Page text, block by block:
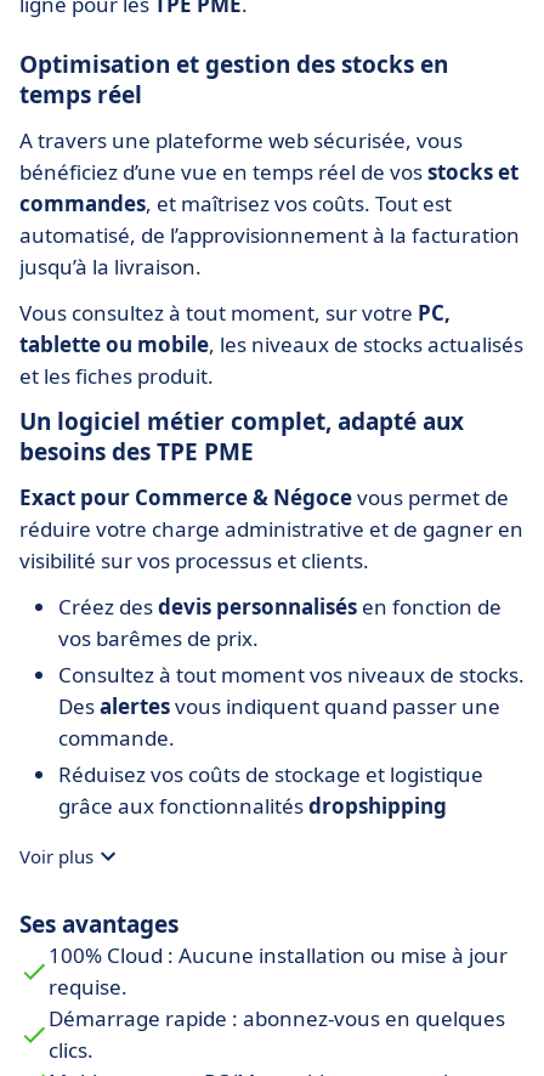
Optimisation et gestion des stocks en
temps réel
A travers une plateforme web sécurisée, vous
bénéficiez d’une vue en temps réel de vosstocks et
commandes, et maîtrisez vos coûts. Tout est
automatisé, de l’approvisionnement à la facturation
jusqu’à la livraison.
Vous consultez à tout moment, sur votre PC,
tablette ou mobile, les niveaux de stocks actualisés
et les fiches produit.
Un logiciel métier complet, adapté aux
besoins des TPE PME
Exact pour Commerce & Négocevous permet de
réduire votre charge administrative et de gagner en
visibilité sur vos processus et clients.
Créez desdevis personnalisés en fonction de
vos barêmes de prix.
Consultez à tout moment vos niveaux de stocks.
Desalertesvous indiquent quand passer une
commande.
Réduisez vos coûts de stockage et logistique
grâce aux fonctionnalitésdropshipping
Suivez simplement la relation avec vos clients et
Travaillez facilement avecplusieurs entrepôts
et des
variables.
Identifiez chaque produit via lesn° de séries et
de lots
Voir plus
Ses avantages
100% Cloud : Aucune installation ou mise à jour
requise.
Démarrage rapide : abonnez-vous en quelques
clics.